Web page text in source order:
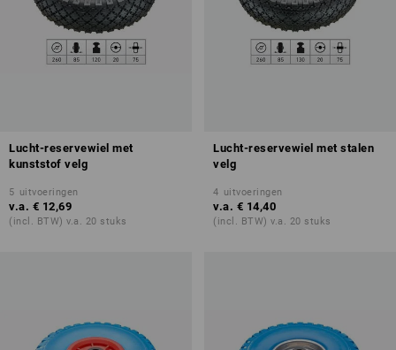
Lucht-reservewiel met
kunststof velg
5 uitvoeringen
v.a. € 12,69
(incl. BTW) v.a. 20 stuks
Lucht-reservewiel met stalen
velg
4 uitvoeringen
v.a. € 14,40
(incl. BTW) v.a. 20 stuks